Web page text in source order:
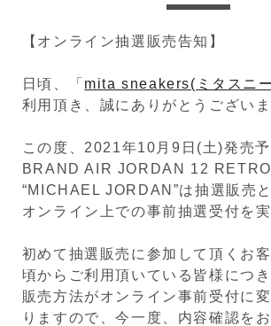
【オンライン抽選販売告知】
日頃、「 mita sneakers(ミタスニ
利用頂き、誠にありがとうございま
この度、2021年10月9日(土)発売
BRAND AIR JORDAN 12 RETRO
“MICHAEL JORDAN”は抽選販売
オンライン上での事前抽選受付を実
初めて抽選販売に参加して頂くお
頃からご利用頂いている皆様につ
販売方法がオンライン事前受付に
りますので、今一度、内容確認を